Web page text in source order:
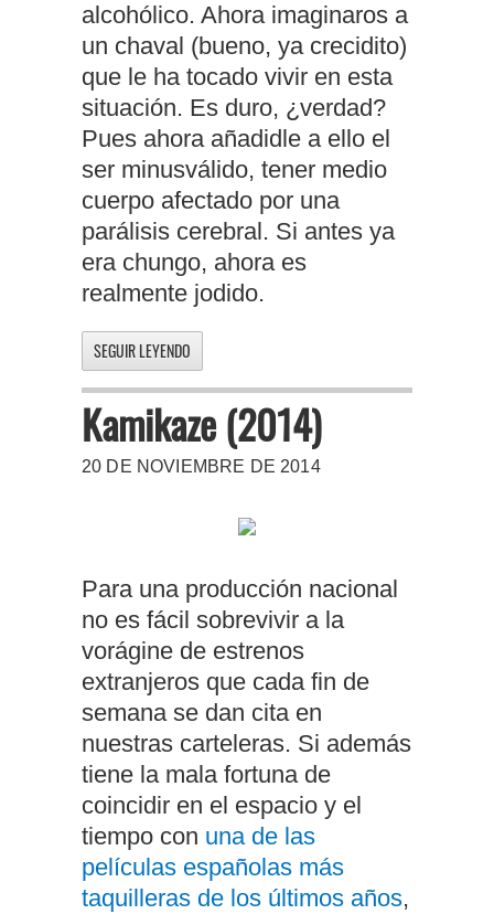
alcohólico. Ahora imaginaros a
un chaval (bueno, ya crecidito)
que le ha tocado vivir en esta
situación. Es duro, ¿verdad?
Pues ahora añadidle a ello el
ser minusválido, tener medio
cuerpo afectado por una
parálisis cerebral. Si antes ya
era chungo, ahora es
realmente jodido.
SEGUIR LEYENDO
Kamikaze (2014)
20 DE NOVIEMBRE DE 2014
Para una producción nacional
no es fácil sobrevivir a la
vorágine de estrenos
extranjeros que cada fin de
semana se dan cita en
nuestras carteleras. Si además
tiene la mala fortuna de
coincidir en el espacio y el
tiempo con una de las
películas españolas más
taquilleras de los últimos años,